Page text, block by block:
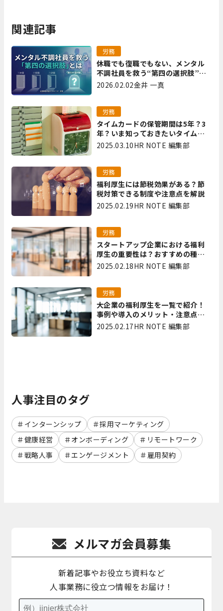
関連記事
休職でも復職でもない、メンタル
不調社員を救う“第四の選択肢”と
は｜全国障害年金パートナーズ 宮
労務
2026.02.02金井 一真
タイムカードの保管期間は5年？3
年？いま知っておきたいタイムカ
ード保管方法
労務
2025.03.10HR NOTE 編集部
福利厚生には節税効果がある？節
税対策できる制度や注意点を解説
労務
2025.02.19HR NOTE 編集部
スタートアップ企業における福利
厚生の重要性は？おすすめの種類
やメリット・デメリットを解説
労務
2025.02.18HR NOTE 編集部
大企業の福利厚生を一覧で紹介！
事例や導入のメリット・注意点を
解説
労務
2025.02.17HR NOTE 編集部
人事注目のタグ
インターンシップ
採用マーケティング
健康経営
オンボーディング
リモートワーク
戦略人事
エンゲージメント 雇用契約
メルマガ会員募集
新着記事やお役立ち資料など
人事業務に役立つ情報をお届け！